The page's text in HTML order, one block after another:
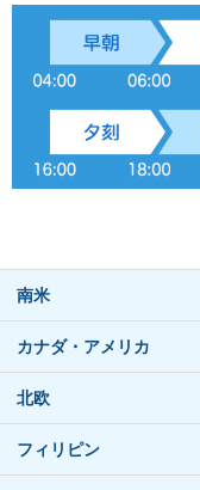
南米
カナダ・アメリカ
北欧
フィリピン